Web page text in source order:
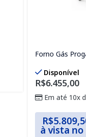
Forno Gás
Disponível
R$6.455,00
Em até 10x
R$
à vista